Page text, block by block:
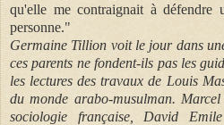
qu'elle me contraignait à défendre
personne."
Germaine Tillion voit le jour dans
ces parents ne fondent-ils pas les
les lectures des travaux de Louis
du monde arabo-musulman.
sociologie française, David